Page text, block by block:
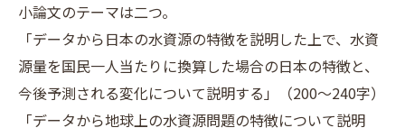
小論文のテーマは二つ。
「データから日本の水資源の特徴を説明した上で、水資
源量を国民一人当たりに換算した場合の日本の特徴と、
今後予測される変化について説明する」（200～240字）
「データから地球上の水資源問題の特徴について説明